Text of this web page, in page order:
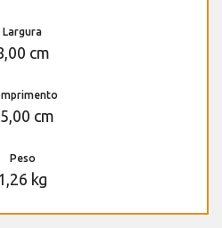
Largura
cm
cm
Peso
1,26 kg